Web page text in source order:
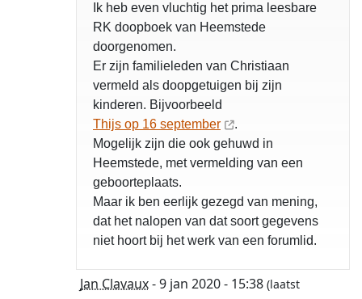
Ik heb even vluchtig het prima leesbare
RK doopboek van Heemstede
doorgenomen.
Er zijn familieleden van Christiaan
vermeld als doopgetuigen bij zijn
kinderen. Bijvoorbeeld
Thijs op 16 september
.
Mogelijk zijn die ook gehuwd in
Heemstede, met vermelding van een
geboorteplaats.
Maar ik ben eerlijk gezegd van mening,
dat het nalopen van dat soort gegevens
niet hoort bij het werk van een forumlid.
Jan Clavaux- 9 jan 2020 - 15:38 (laatst